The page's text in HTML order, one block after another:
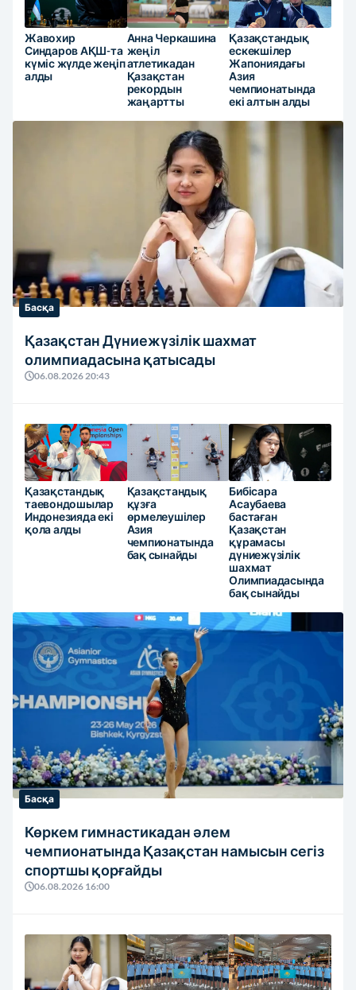
Жавохир
Синдаров АҚШ-та
күміс жүлде жеңіп
алды
Анна Черкашина
жеңіл
атлетикадан
Қазақстан
рекордын
жаңартты
Қазақстандық
ескекшілер
Жапониядағы
Азия
чемпионатында
екі алтын алды
Басқа
Қазақстан Дүниежүзілік шахмат
олимпиадасына қатысады
06.08.2026 20:43
Қазақстандық
таевондошылар
Индонезияда екі
қола алды
Қазақстандық
құзға
өрмелеушілер
Азия
чемпионатында
бақ сынайды
Бибісара
Асаубаева
бастаған
Қазақстан
құрамасы
дүниежүзілік
шахмат
Олимпиадасында
бақ сынайды
Басқа
Көркем гимнастикадан әлем
чемпионатында Қазақстан намысын сегіз
спортшы қорғайды
06.08.2026 16:00